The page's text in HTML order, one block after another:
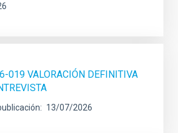
019 VALORACIÓN DEFINITIVA
13/07/2026